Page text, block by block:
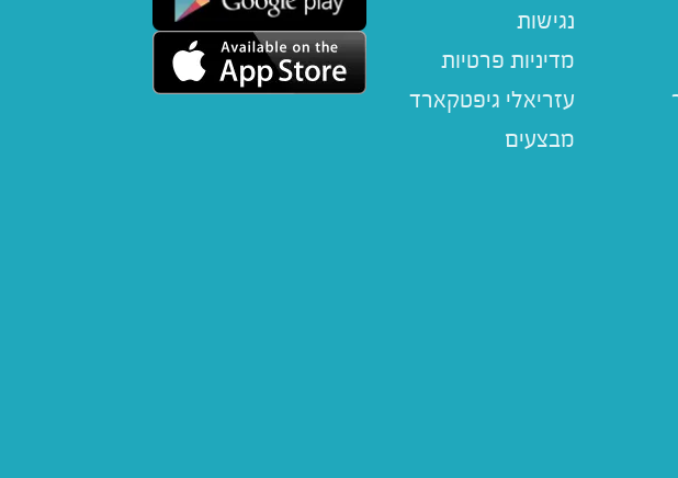
נגישות
מדיניות פרטיות
עזריאלי גיפטקארד
מבצעים